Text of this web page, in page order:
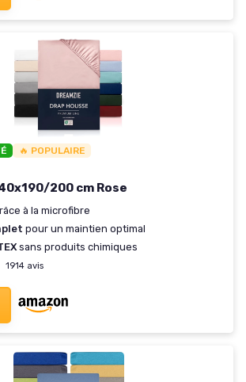
🔥 POPULAIRE
200 cm Rose
à la microfibre
pour un maintien optimal
sans produits chimiques
1914 avis